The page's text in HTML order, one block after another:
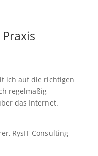
ich auf die richtigen
regelmäßig
das Internet.
RysIT Consulting